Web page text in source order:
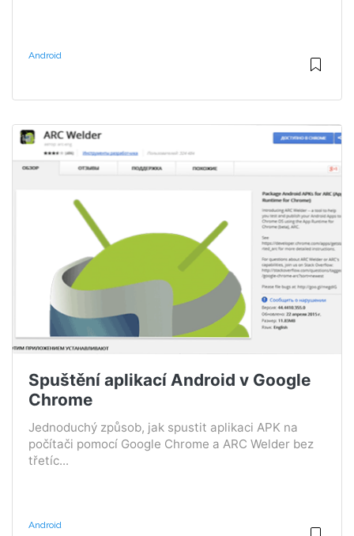
Android
Spuštění aplikací Android v Google
Chrome
Jednoduchý způsob, jak spustit aplikaci APK na
počítači pomocí Google Chrome a ARC Welder bez
třetíc...
Android